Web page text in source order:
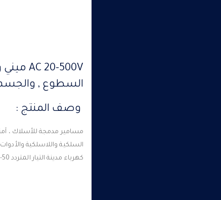
السطوع , والجسم
وصف المنتج :
مسامير مدمجة للأسلاك ،
السلكية واللاسلكية
كهرباء مدينة التيار المتردد 50-60 هرتز .